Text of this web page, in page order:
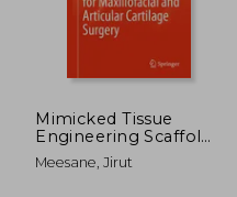
40%
Mimicked Tissue
Engineering Scaffolds
for Maxillofacial and
Articular Cartilage
Meesane, Jirut